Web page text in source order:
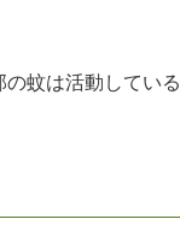
蚊は活動している